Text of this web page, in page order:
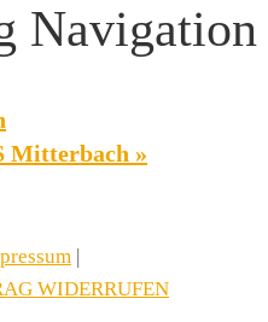
Navigation
Mitterbach »
|
WIDERRUFEN